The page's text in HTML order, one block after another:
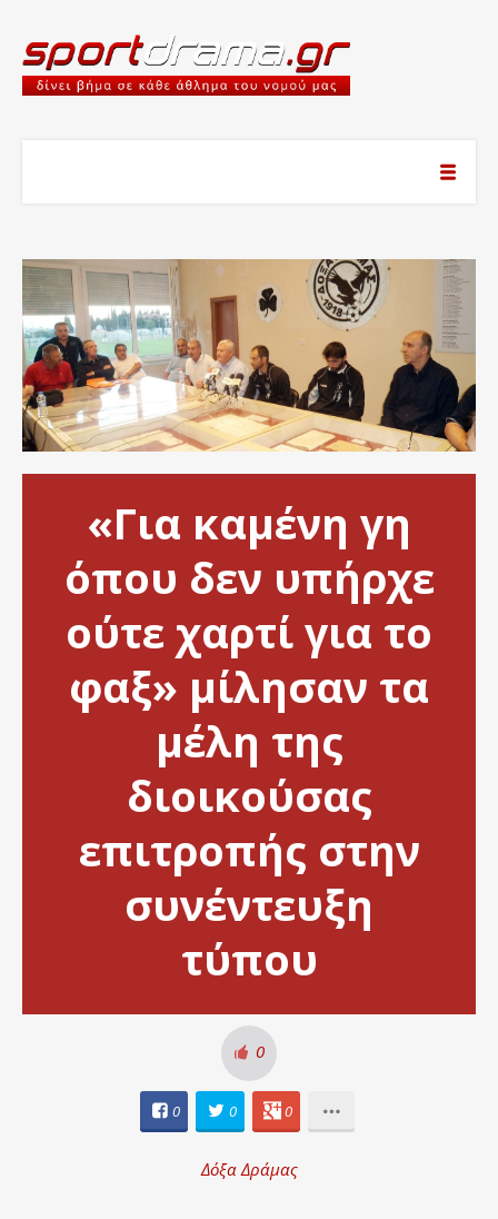
«Για καμένη γη
όπου δεν υπήρχε
ούτε χαρτί για το
φαξ» μίλησαν τα
μέλη της
διοικούσας
επιτροπής στην
συνέντευξη
τύπου
0
0 0 0
Δόξα Δράμας